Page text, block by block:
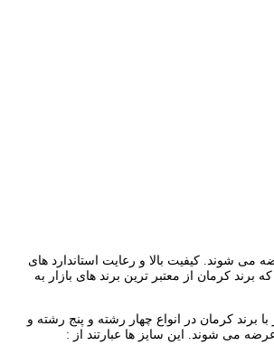
می شوند. کیفیت بالا و رعایت استاندارد های
کرمان از معتبر ترین برند های بازار به
برند کرمان در انواع چهار رشته و پنج رشته و
می شوند. این سایز ها عبارتند از :